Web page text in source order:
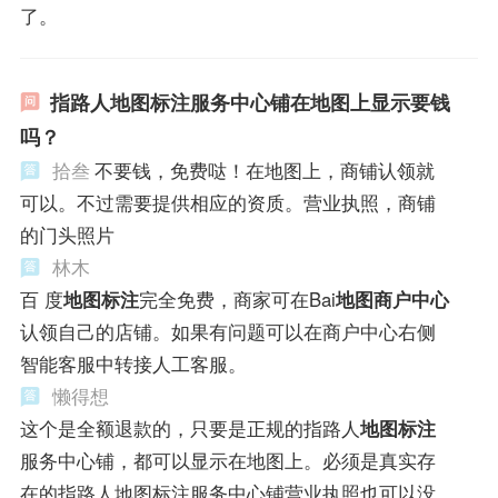
了。
指路人地图标注服务中心铺在地图上显示要钱
吗？
拾叁不要钱，免费哒！在地图上，商铺认领就
可以。不过需要提供相应的资质。营业执照，商铺
的门头照片
林木
百 度地图标注完全免费，商家可在Bai地图商户中心
认领自己的店铺。如果有问题可以在商户中心右侧
智能客服中转接人工客服。
懒得想
这个是全额退款的，只要是正规的指路人地图标注
服务中心铺，都可以显示在地图上。必须是真实存